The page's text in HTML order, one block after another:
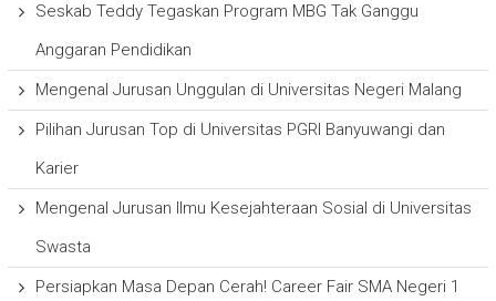
Seskab Teddy Tegaskan Program MBG Tak Ganggu
Anggaran Pendidikan
Mengenal Jurusan Unggulan di Universitas Negeri Malang
Pilihan Jurusan Top di Universitas PGRI Banyuwangi dan
Karier
Mengenal Jurusan Ilmu Kesejahteraan Sosial di Universitas
Swasta
Persiapkan Masa Depan Cerah! Career Fair SMA Negeri 1